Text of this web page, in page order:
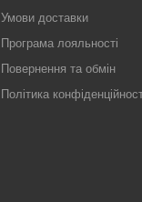
Умови доставки
Програма лояльності
Повернення та обмін
Політика